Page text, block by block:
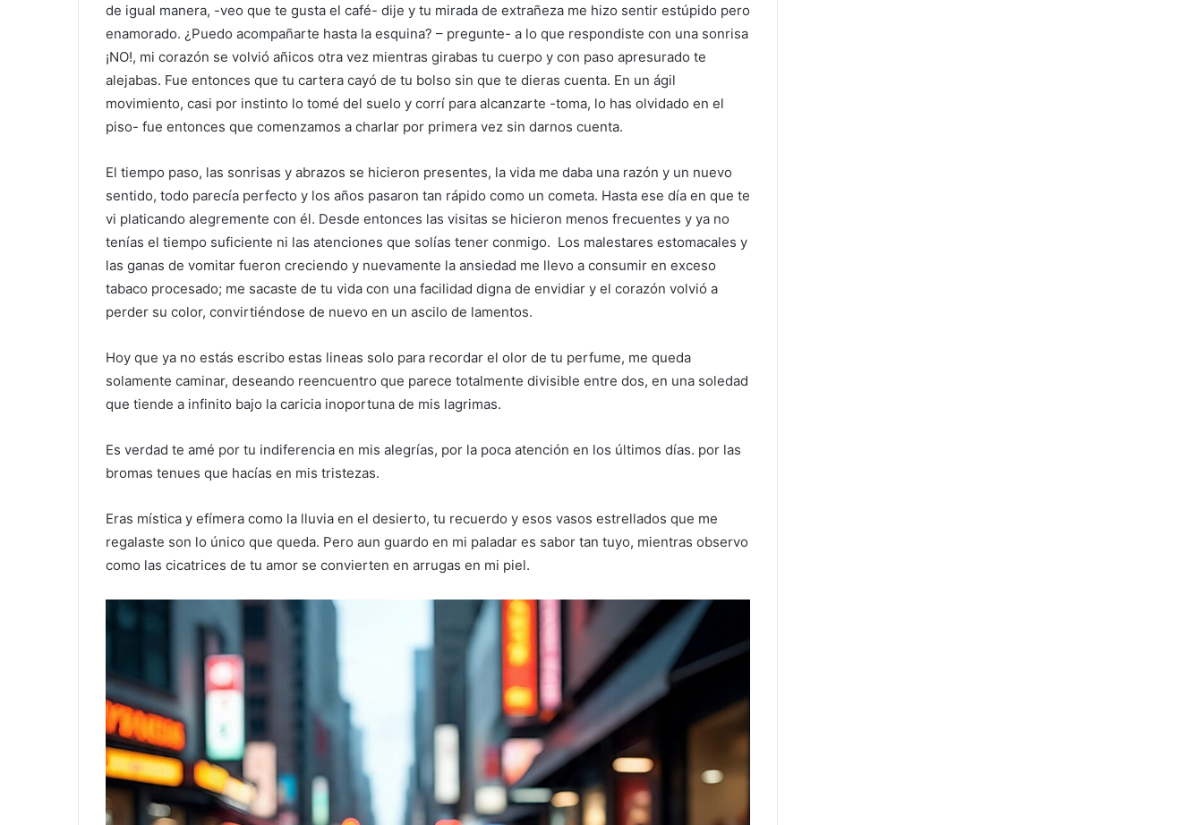
de igual manera, -veo que te gusta el café- dije y tu mirada de extrañeza me hizo sentir estúpido pero
enamorado. ¿Puedo acompañarte hasta la esquina? – pregunte- a lo que respondiste con una sonrisa
¡NO!, mi corazón se volvió añicos otra vez mientras girabas tu cuerpo y con paso apresurado te
alejabas. Fue entonces que tu cartera cayó de tu bolso sin que te dieras cuenta. En un ágil
movimiento, casi por instinto lo tomé del suelo y corrí para alcanzarte -toma, lo has olvidado en el
piso- fue entonces que comenzamos a charlar por primera vez sin darnos cuenta.
El tiempo paso, las sonrisas y abrazos se hicieron presentes, la vida me daba una razón y un nuevo
sentido, todo parecía perfecto y los años pasaron tan rápido como un cometa. Hasta ese día en que te
vi platicando alegremente con él. Desde entonces las visitas se hicieron menos frecuentes y ya no
tenías el tiempo suficiente ni las atenciones que solías tener conmigo. Los malestares estomacales y
las ganas de vomitar fueron creciendo y nuevamente la ansiedad me llevo a consumir en exceso
tabaco procesado; me sacaste de tu vida con una facilidad digna de envidiar y el corazón volvió a
perder su color, convirtiéndose de nuevo en un ascilo de lamentos.
Hoy que ya no estás escribo estas lineas solo para recordar el olor de tu perfume, me queda
solamente caminar, deseando reencuentro que parece totalmente divisible entre dos, en una soledad
que tiende a infinito bajo la caricia inoportuna de mis lagrimas.
Es verdad te amé por tu indiferencia en mis alegrías, por la poca atención en los últimos días. por las
bromas tenues que hacías en mis tristezas.
Eras mística y efímera como la lluvia en el desierto, tu recuerdo y esos vasos estrellados que me
regalaste son lo único que queda. Pero aun guardo en mi paladar es sabor tan tuyo, mientras observo
como las cicatrices de tu amor se convierten en arrugas en mi piel.